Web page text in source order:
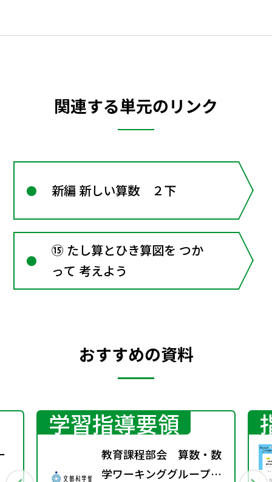
関連する単元のリンク
新編 新しい算数 ２下
⑮ たし算とひき算図を つか
って 考えよう
おすすめの資料
学習指導要領
教育課程部会 算数・数
学ワーキンググループ